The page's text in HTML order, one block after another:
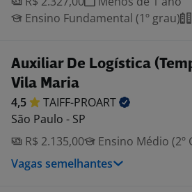
Ensino Fundamental (1º grau)
Auxiliar De Logística
Vila Maria
4,5
TAIFF-PROART
São Paulo - SP
R$ 2.135,00
Ensino Médio (2º
Vagas semelhantes